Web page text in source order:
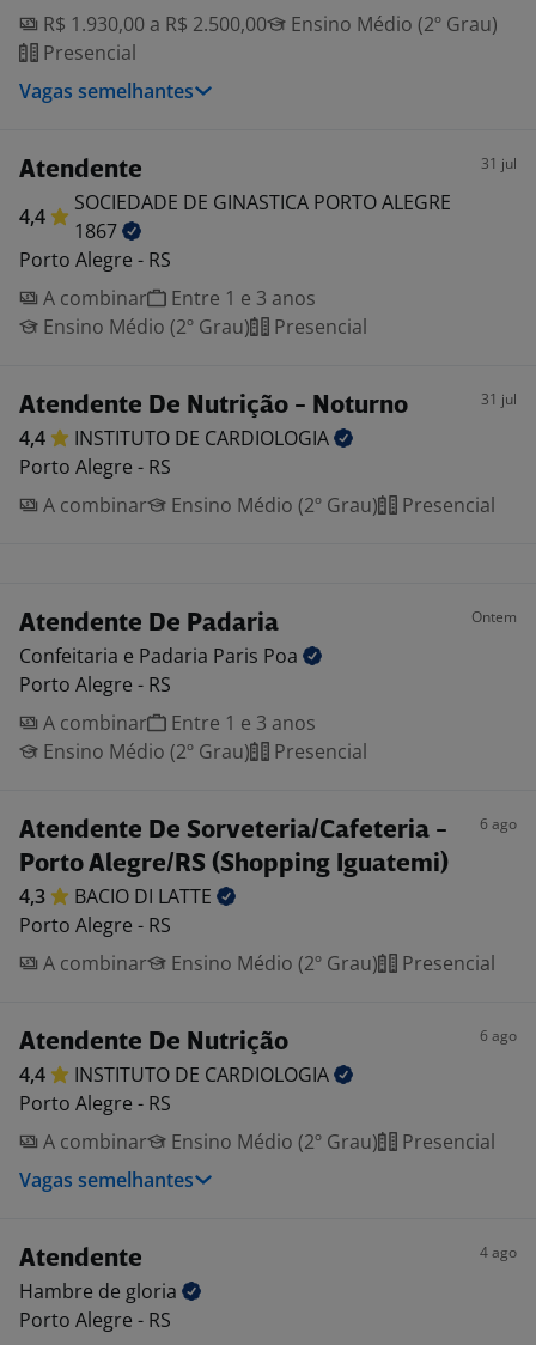
R$ 1.930,00 a R$ 2.500,00
Ensino Médio (2º Grau)
Presencial
Vagas semelhantes
Atendente 31 jul
4,4
SOCIEDADE DE GINASTICA PORTO ALEGRE
1867
Porto Alegre - RS
A combinar
Entre 1 e 3 anos
Ensino Médio (2º Grau)
Presencial
Atendente De Nutrição - Noturno 31 jul
4,4 INSTITUTO DE CARDIOLOGIA
Porto Alegre - RS
A combinar
Ensino Médio (2º Grau) Presencial
Atendente De Padaria Ontem
Confeitaria e Padaria Paris Poa
Porto Alegre - RS
A combinar
Entre 1 e 3 anos
Ensino Médio (2º Grau)
Presencial
Atendente De Sorveteria/Cafeteria -
Porto Alegre/RS (Shopping Iguatemi)
6 ago
4,3 BACIO DI LATTE
Porto Alegre - RS
A combinar
Ensino Médio (2º Grau) Presencial
Atendente De Nutrição 6 ago
4,4 INSTITUTO DE CARDIOLOGIA
Porto Alegre - RS
A combinar
Ensino Médio (2º Grau)
Presencial
Vagas semelhantes
Atendente 4 ago
Hambre de gloria
Porto Alegre - RS